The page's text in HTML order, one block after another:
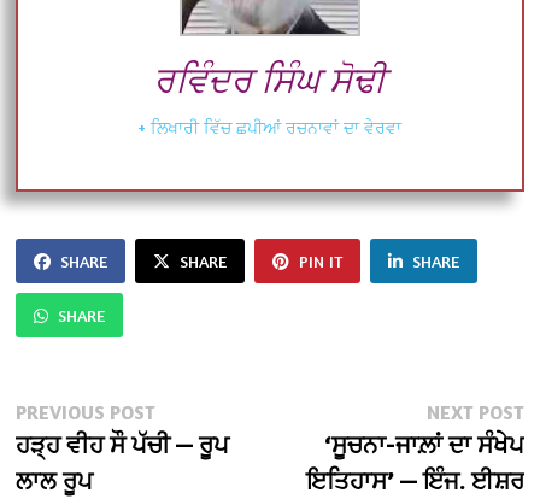
ਰਵਿੰਦਰ ਸਿੰਘ ਸੋਢੀ
+ ਲਿਖਾਰੀ ਵਿੱਚ ਛਪੀਆਂ ਰਚਨਾਵਾਂ ਦਾ ਵੇਰਵਾ
SHARE SHARE PIN IT SHARE
SHARE
Post
navigation
PREVIOUS POSTPrevious
post:
ਹੜ੍ਹ ਵੀਹ ਸੌ ਪੱਚੀ — ਰੂਪ
ਲਾਲ ਰੂਪ
NEXT POST
‘ਸੂਚਨਾ-ਜਾਲ਼ਾਂ ਦਾ ਸੰਖੇਪ
ਇਤਿਹਾਸ’ — ਇੰਜ. ਈਸ਼ਰ